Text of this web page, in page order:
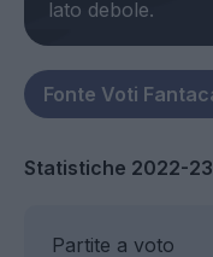
Statistiche 2022-23
Partite a voto